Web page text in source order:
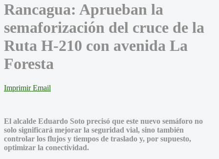
Rancagua: Aprueban la
semaforización del cruce de la
Ruta H-210 con avenida La
Foresta
Imprimir Email
El alcalde Eduardo Soto precisó que este nuevo semáforo no
solo significará mejorar la seguridad vial, sino también
controlar los flujos y tiempos de traslado y, por supuesto,
optimizar la conectividad.